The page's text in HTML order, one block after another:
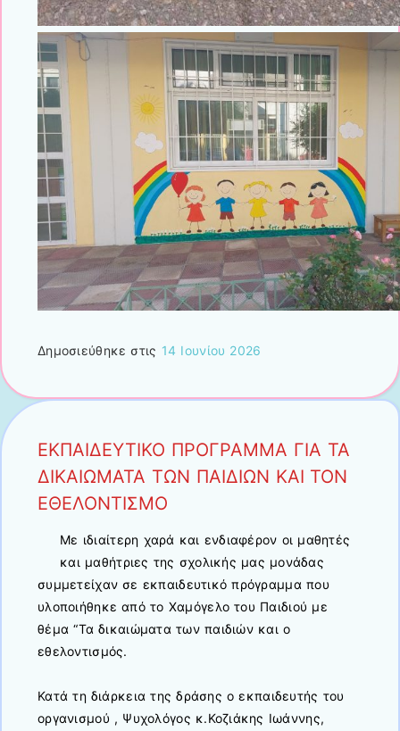
Δημοσιεύθηκε στις 14 Ιουνίου 2026
EKΠΑΙΔΕΥΤΙΚΟ ΠΡΟΓΡΑΜΜΑ ΓΙΑ ΤΑ
ΔΙΚΑΙΩΜΑΤΑ ΤΩΝ ΠΑΙΔΙΩΝ ΚΑΙ ΤΟΝ
ΕΘΕΛΟΝΤΙΣΜΟ
Με ιδιαίτερη χαρά και ενδιαφέρον οι μαθητές
και μαθήτριες της σχολικής μας μονάδας
συμμετείχαν σε εκπαιδευτικό πρόγραμμα που
υλοποιήθηκε από το Χαμόγελο του Παιδιού με
θέμα “Τα δικαιώματα των παιδιών και ο
εθελοντισμός.
Κατά τη διάρκεια της δράσης ο εκπαιδευτής του
οργανισμού , Ψυχολόγος κ.Κοζιάκης Ιωάννης,